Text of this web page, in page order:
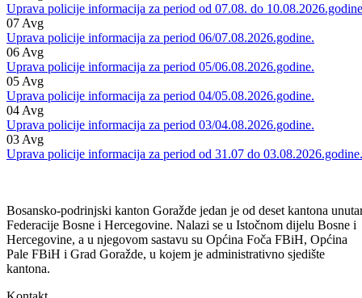
Informacije MUP-a
10Avg
Uprava policije informacija za period od 07.08. do
07Avg
Uprava policije informacija za period 06/07.08.2026.godine.
06Avg
Uprava policije informacija za period 05/06.08.2026.godine.
05Avg
Uprava policije informacija za period 04/05.08.2026.godine.
04Avg